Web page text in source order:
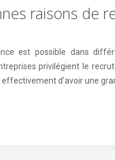
raisons de
est possible dans
privilégient le
d’avoir une